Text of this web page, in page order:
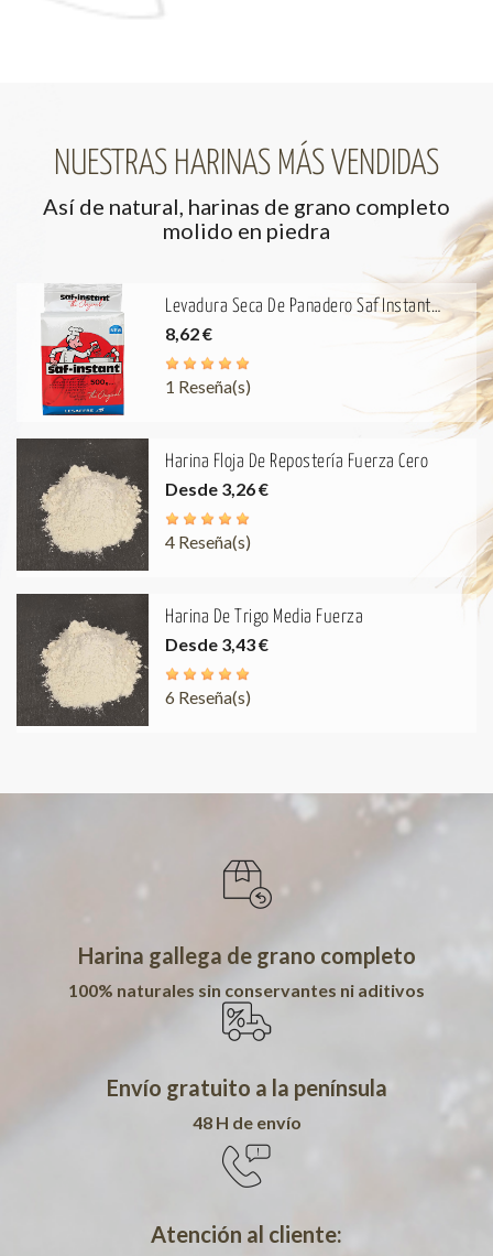
NUESTRAS HARINAS MÁS VENDIDAS
Así de natural, harinas de grano completo
molido en piedra
Levadura Seca De Panadero Saf Instant
500g - Etiqueta Roja
Precio
8,62 €
1 Reseña(s)
Harina Floja De Repostería Fuerza Cero
Precio
Desde 3,26 €
4 Reseña(s)
Harina De Trigo Media Fuerza
Precio
Desde 3,43 €
6 Reseña(s)
Harina gallega de grano completo
100% naturales sin conservantes ni aditivos
Envío gratuito a la península
48 H de envío
Atención al cliente: